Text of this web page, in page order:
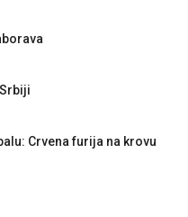
Crvena furija na krovu